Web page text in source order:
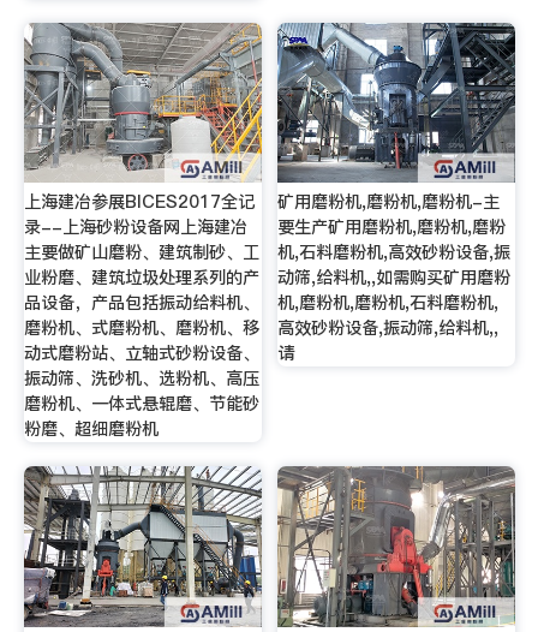
上海建冶参展BICES2017全记
录--上海砂粉设备网上海建冶
主要做矿山磨粉、建筑制砂、工
业粉磨、建筑垃圾处理系列的产
品设备，产品包括振动给料机、
磨粉机、式磨粉机、磨粉机、移
动式磨粉站、立轴式砂粉设备、
振动筛、洗砂机、选粉机、高压
磨粉机、一体式悬辊磨、节能砂
粉磨、超细磨粉机
矿用磨粉机,磨粉机,磨粉机-主
要生产矿用磨粉机,磨粉机,磨粉
机,石料磨粉机,高效砂粉设备,振
动筛,给料机,,如需购买矿用磨粉
机,磨粉机,磨粉机,石料磨粉机,
高效砂粉设备,振动筛,给料机,,
请